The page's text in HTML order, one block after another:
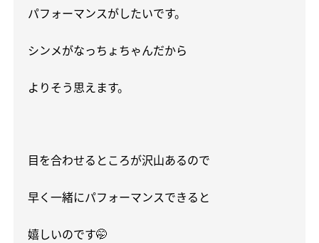
パフォーマンスがしたいです。
シンメがなっちょちゃんだから
よりそう思えます。
目を合わせるところが沢山あるので
早く一緒にパフォーマンスできると
嬉しいのです🤭